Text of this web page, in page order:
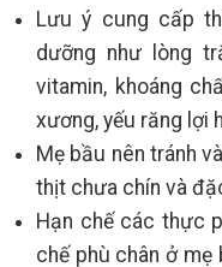
Lưu ý cung cấp
dưỡng như lòng
vitamin, khoáng
xương, yếu răng lợi
Mẹ bầu nên tránh
thịt chưa chín và
Hạn chế các thực
chế phù chân ở mẹ